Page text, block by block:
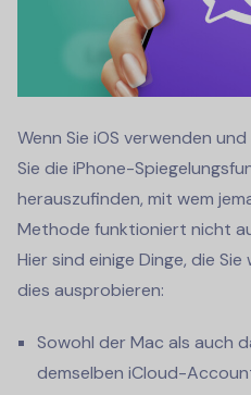
Wenn Sie iOS verwenden
Sie die iPhone-
herauszufinden, mit wem
Methode funktioniert nicht
Hier sind einige Dinge, die
dies ausprobieren:
Sowohl der Mac als auch
demselben iCloud-